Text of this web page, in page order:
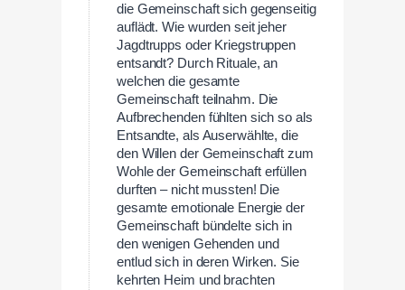
die Gemeinschaft sich gegenseitig
auflädt. Wie wurden seit jeher
Jagdtrupps oder Kriegstruppen
entsandt? Durch Rituale, an
welchen die gesamte
Gemeinschaft teilnahm. Die
Aufbrechenden fühlten sich so als
Entsandte, als Auserwählte, die
den Willen der Gemeinschaft zum
Wohle der Gemeinschaft erfüllen
durften – nicht mussten! Die
gesamte emotionale Energie der
Gemeinschaft bündelte sich in
den wenigen Gehenden und
entlud sich in deren Wirken. Sie
kehrten Heim und brachten